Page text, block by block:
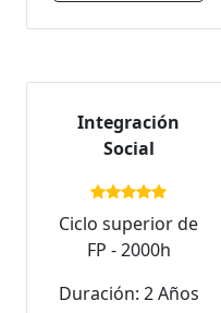
Integración
Social
Ciclo superior de
FP - 2000h
Duración: 2 Años